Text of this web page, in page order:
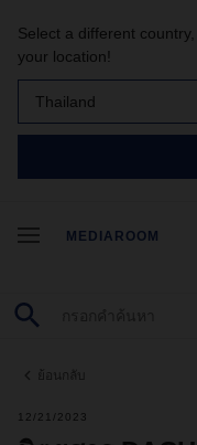
Select a different
your location!
Thailand
MEDIAROOM
ย้อนกลับ
12/21/2023